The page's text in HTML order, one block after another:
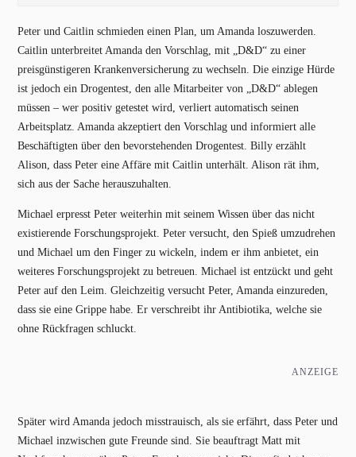
Peter und Caitlin schmieden einen Plan, um Amanda loszuwerden.
Caitlin unterbreitet Amanda den Vorschlag, mit „D&D“ zu einer
preisgünstigeren Krankenversicherung zu wechseln. Die einzige Hürde
ist jedoch ein Drogentest, den alle Mitarbeiter von „D&D“ ablegen
müssen – wer positiv getestet wird, verliert automatisch seinen
Arbeitsplatz. Amanda akzeptiert den Vorschlag und informiert alle
Beschäftigten über den bevorstehenden Drogentest. Billy erzählt
Alison, dass Peter eine Affäre mit Caitlin unterhält. Alison rät ihm,
sich aus der Sache herauszuhalten.
Michael erpresst Peter weiterhin mit seinem Wissen über das nicht
existierende Forschungsprojekt. Peter versucht, den Spieß umzudrehen
und Michael um den Finger zu wickeln, indem er ihm anbietet, ein
weiteres Forschungsprojekt zu betreuen. Michael ist entzückt und geht
Peter auf den Leim. Gleichzeitig versucht Peter, Amanda einzureden,
dass sie eine Grippe habe. Er verschreibt ihr Antibiotika, welche sie
ohne Rückfragen schluckt.
ANZEIGE
Später wird Amanda jedoch misstrauisch, als sie erfährt, dass Peter und
Michael inzwischen gute Freunde sind. Sie beauftragt Matt mit